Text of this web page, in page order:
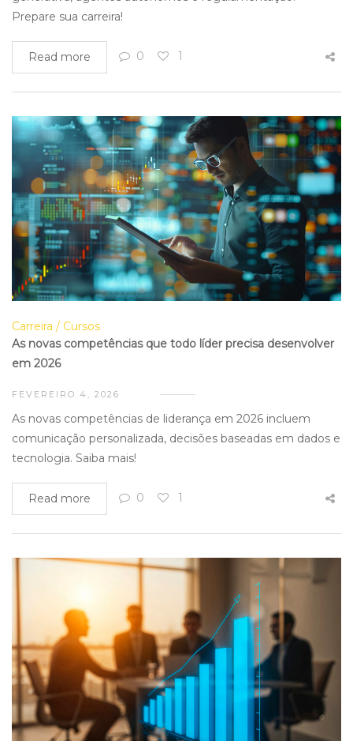
Prepare sua carreira!
Read more 0 1
Carreira
Cursos
As novas competências que todo líder precisa desenvolver
em 2026
FEVEREIRO 4, 2026
As novas competências de liderança em 2026 incluem
comunicação personalizada, decisões baseadas em dados e
tecnologia. Saiba mais!
Read more 0 1